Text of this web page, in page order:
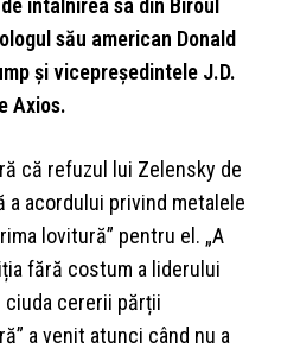
întâlnirea sa din Biroul
său american Donald
și vicepreședintele J.D.
Axios.
că refuzul lui Zelensky de
a acordului privind metalele
lovitură” pentru el. „A
fără costum a liderului
ciuda cererii părții
a venit atunci când nu a